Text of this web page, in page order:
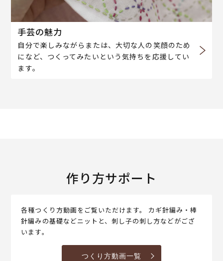
手芸の魅力
自分で楽しみながらまたは、大切な人の笑顔のため
になど、つくってみたいという気持ちを応援してい
ます。
作り方サポート
各種つくり方動画をご覧いただけます。 カギ針編み・棒
針編みの基礎などニットと、刺し子の刺し方などがござ
います。
つくり方動画一覧